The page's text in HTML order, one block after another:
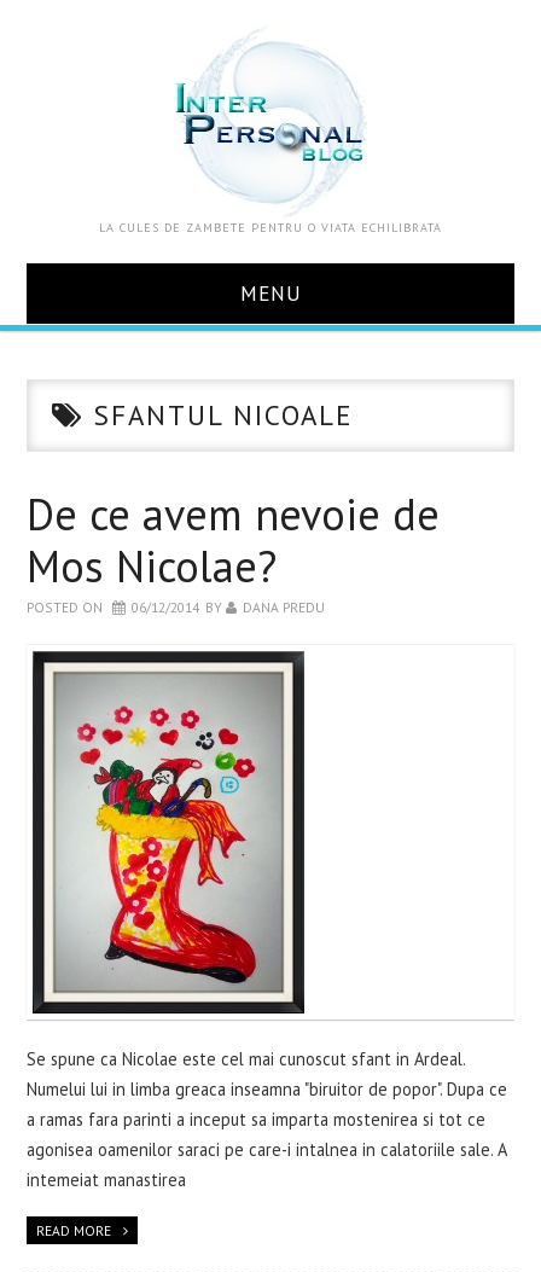
LA CULES DE ZAMBETE PENTRU O VIATA ECHILIBRATA
MENU
DESPRE MINE
WELLBEING
CARTI
CONTACT
SFANTUL NICOALE
De ce avem nevoie de
Mos Nicolae?
POSTED ON 06/12/2014 BY DANA PREDU
Se spune ca Nicolae este cel mai cunoscut sfant in Ardeal.
Numelui lui in limba greaca inseamna "biruitor de popor". Dupa ce
a ramas fara parinti a inceput sa imparta mostenirea si tot ce
agonisea oamenilor saraci pe care-i intalnea in calatoriile sale. A
intemeiat manastirea
READ MORE